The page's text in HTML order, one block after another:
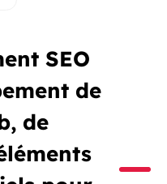
SEO
de
de